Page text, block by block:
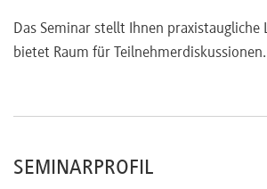
Das Seminar stellt Ihnen praxistaugliche
bietet Raum für Teilnehmerdiskussionen.
SEMINARPROFIL